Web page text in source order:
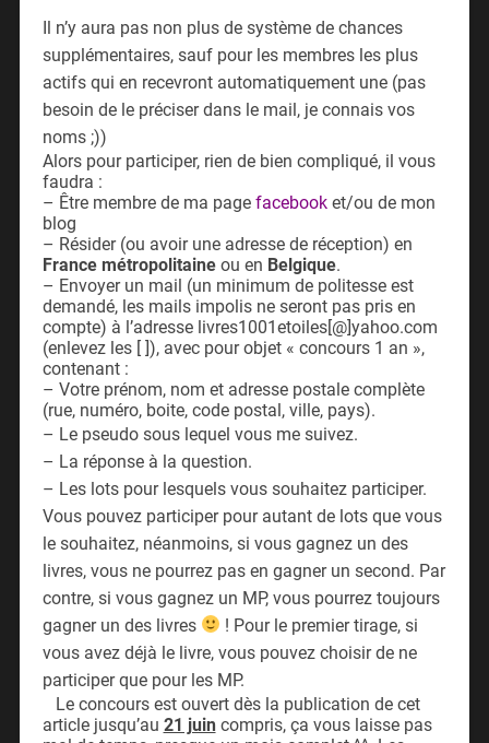
Il n’y aura pas non plus de système de chances
supplémentaires, sauf pour les membres les plus
actifs qui en recevront automatiquement une (pas
besoin de le préciser dans le mail, je connais vos
noms ;))
Alors pour participer, rien de bien compliqué, il vous
faudra :
– Être membre de ma page facebooket/ou de mon
blog
– Résider (ou avoir une adresse de réception) en
France métropolitaineou en Belgique.
– Envoyer un mail (un minimum de politesse est
demandé, les mails impolis ne seront pas pris en
compte) à l’adresse livres1001etoiles[@]yahoo.com
(enlevez les [ ]), avec pour objet « concours 1 an »,
contenant :
– Votre prénom, nom et adresse postale complète
(rue, numéro, boite, code postal, ville, pays).
– Le pseudo sous lequel vous me suivez.
– La réponse à la question.
– Les lots pour lesquels vous souhaitez participer.
Vous pouvez participer pour autant de lots que vous
le souhaitez, néanmoins, si vous gagnez un des
livres, vous ne pourrez pas en gagner un second. Par
contre, si vous gagnez un MP, vous pourrez toujours
gagner un des livres
! Pour le premier tirage, si
vous avez déjà le livre, vous pouvez choisir de ne
participer que pour les MP.
Le concours est ouvert dès la publication de cet
article jusqu’au 21 juincompris, ça vous laisse pas